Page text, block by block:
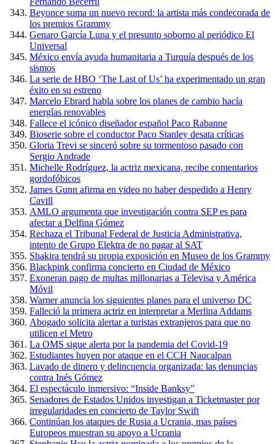
Beyonce suma un nuevo record: la artista más condecorada de
los premios Grammy
Genaro García Luna y el presunto soborno al periódico El
Universal
México envía ayuda humanitaria a Turquía después de los
sismos
La serie de HBO ‘The Last of Us’ ha experimentado un gran
éxito en su estreno
Marcelo Ebrard habla sobre los planes de cambio hacía
energías renovables
Fallece el icónico diseñador español Paco Rabanne
Bioserie sobre el conductor Paco Stanley desata críticas
Gloria Trevi se sinceró sobre su tormentoso pasado con
Sergio Andrade
Michelle Rodríguez, la actriz mexicana, recibe comentarios
gordofóbicos
James Gunn afirma en video no haber despedido a Henry
Cavill
AMLO argumenta que investigación contra SEP es para
afectar a Delfina Gómez
Rechaza el Tribunal Federal de Justicia Administrativa,
intento de Grupo Elektra de no pagar al SAT
Shakira tendrá su propia exposición en Museo de los Grammy
Blackpink confirma concierto en Ciudad de México
Exoneran pago de multas millonarias a Televisa y América
Móvil
Warner anuncia los siguientes planes para el universo DC
Falleció la primera actriz en interpretar a Merlina Addams
Abogado solicita alertar a turistas extranjeros para que no
utilicen el Metro
La OMS sigue alerta por la pandemia del Covid-19
Estudiantes huyen por ataque en el CCH Naucalpan
Lavado de dinero y delincuencia organizada: las denuncias
contra Inés Gómez
El espectáculo inmersivo: “Inside Banksy”
Senadores de Estados Unidos investigan a Ticketmaster por
irregularidades en concierto de Taylor Swift
Continúan los ataques de Rusia a Ucrania, mas países
Europeos muestran su apoyo a Ucrania